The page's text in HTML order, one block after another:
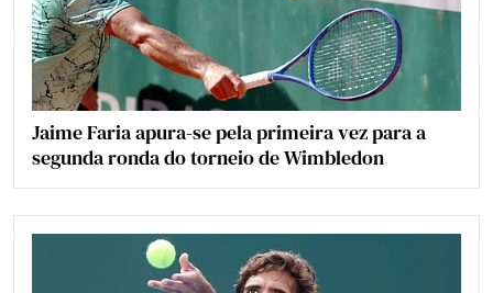
Jaime Faria apura-se pela primeira vez para a
segunda ronda do torneio de Wimbledon